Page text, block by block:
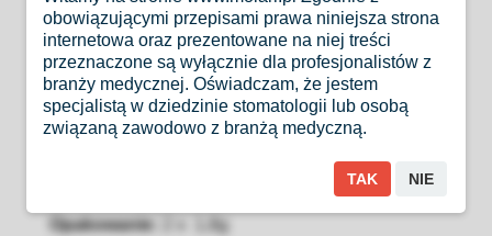
- do naprawy brzegów wypełnień
- do wykonywania podkładów
- do adhezyjnego cementoweania wkładów
koronowych inlay/onlay
Opakowanie: 2 x 1,8g
obowiązującymi przepisami prawa niniejsza strona
internetowa oraz prezentowane na niej treści
przeznaczone są wyłącznie dla profesjonalistów z
branży medycznej. Oświadczam, że jestem
specjalistą w dziedzinie stomatologii lub osobą
związaną zawodowo z branżą medyczną.
TAK NIE